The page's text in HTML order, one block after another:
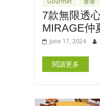
7款無限透
MIRAGE仲
June 17, 2024
閱讀更多